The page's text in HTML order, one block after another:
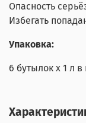
Опасность
Избегать
Упаковка:
6 бутылок х 1 л